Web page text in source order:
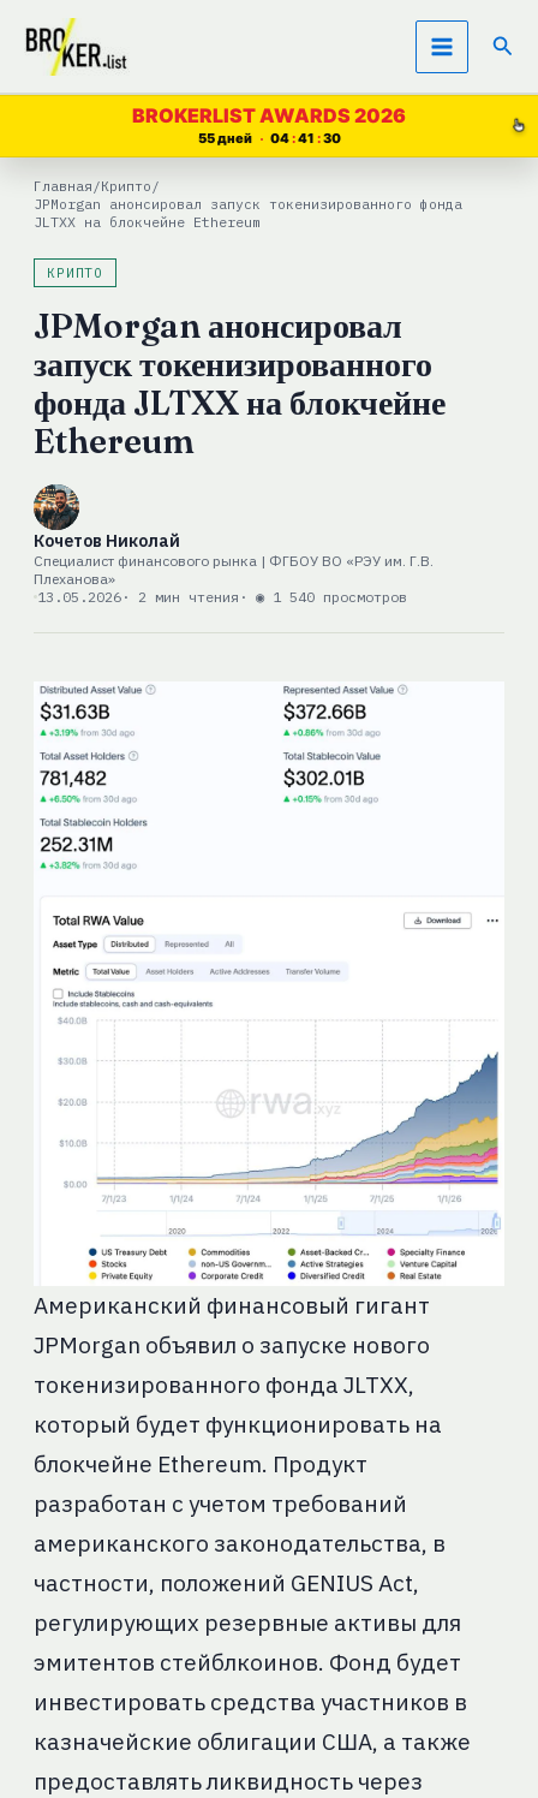
Перейти
содержимому
BROKERLIST AWARDS 2026
55 дней 04 41 29
Главная /Крипто /
JPMorgan анонсировал запуск токенизированного фонда
JLTXX на блокчейне Ethereum
КРИПТО
JPMorgan анонсировал
запуск токенизированного
фонда JLTXX на блокчейне
Ethereum
Кочетов Николай
Специалист финансового рынка | ФГБОУ ВО «РЭУ им. Г.В.
Плеханова»
13.05.2026· 2 мин чтения · ◉ 1 540 просмотров
Американский финансовый гигант
JPMorgan объявил о запуске нового
токенизированного фонда JLTXX,
который будет функционировать на
блокчейне Ethereum. Продукт
разработан с учетом требований
американского законодательства, в
частности, положений GENIUS Act,
регулирующих резервные активы для
эмитентов стейблкоинов. Фонд будет
инвестировать средства участников в
казначейские облигации США, а также
предоставлять ликвидность через